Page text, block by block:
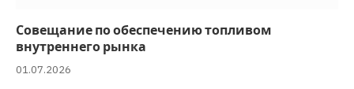
Совещание по обеспечению топливом
внутреннего рынка
01.07.2026